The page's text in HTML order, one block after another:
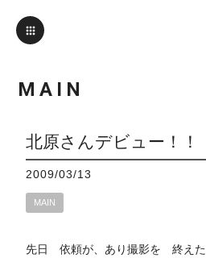
MAIN
北原さんデビュー！！
2009/03/13
MAIN
先日 依頼が、あり撮影を 終えた